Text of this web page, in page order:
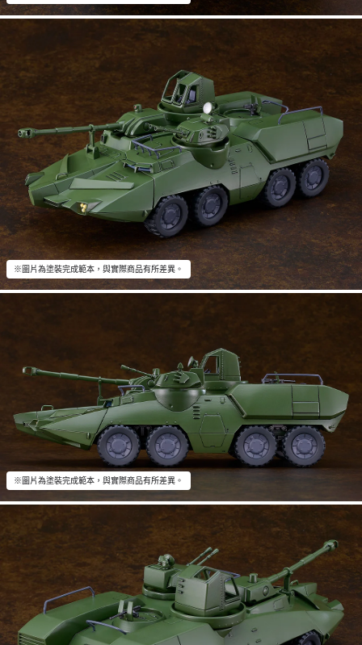
※圖片為塗裝完成範本，與實際商品有所差異。
※圖片為塗裝完成範本，與實際商品有所差異。